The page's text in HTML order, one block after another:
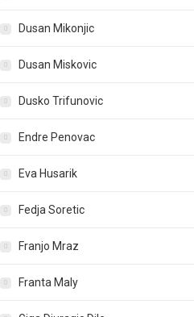
Dusan Mikonjic
Dusan Miskovic
Dusko Trifunovic
Endre Penovac
Eva Husarik
Fedja Soretic
Franjo Mraz
Franta Maly